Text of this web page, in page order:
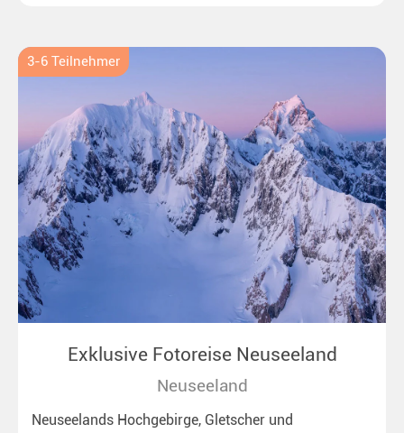
3-6 Teilnehmer
Exklusive Fotoreise Neuseeland
Neuseeland
Neuseelands Hochgebirge, Gletscher und